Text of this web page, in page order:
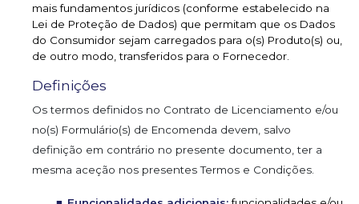
mais fundamentos jurídicos (conforme estabelecido na
Lei de Proteção de Dados) que permitam que os Dados
do Consumidor sejam carregados para o(s) Produto(s) ou,
de outro modo, transferidos para o Fornecedor.
Definições
Os termos definidos no Contrato de Licenciamento e/ou
no(s) Formulário(s) de Encomenda devem, salvo
definição em contrário no presente documento, ter a
mesma aceção nos presentes Termos e Condições.